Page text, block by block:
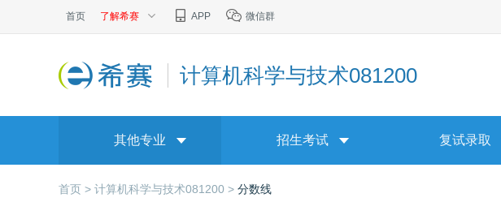
首页 了解希赛 APP 微信群
计算机科学与技术081200
其他专业 招生考试 复试录取
首页 > 计算机科学与技术081200 > 分数线